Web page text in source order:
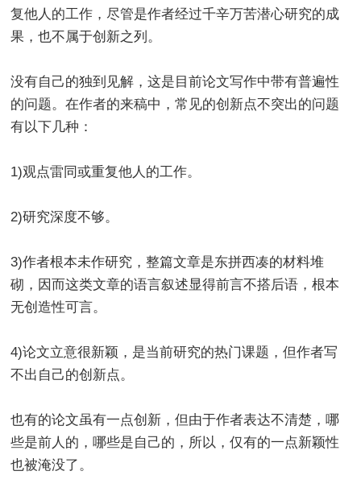
复他人的工作，尽管是作者经过千辛万苦潜心研究的成
果，也不属于创新之列。
没有自己的独到见解，这是目前论文写作中带有普遍性
的问题。在作者的来稿中，常见的创新点不突出的问题
有以下几种：
1)观点雷同或重复他人的工作。
2)研究深度不够。
3)作者根本未作研究，整篇文章是东拼西凑的材料堆
砌，因而这类文章的语言叙述显得前言不搭后语，根本
无创造性可言。
4)论文立意很新颖，是当前研究的热门课题，但作者写
不出自己的创新点。
也有的论文虽有一点创新，但由于作者表达不清楚，哪
些是前人的，哪些是自己的，所以，仅有的一点新颖性
也被淹没了。